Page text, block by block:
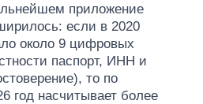
приложение
если в 2020
около 9 цифровых
паспорт, ИНН и
то по
год насчитывает более